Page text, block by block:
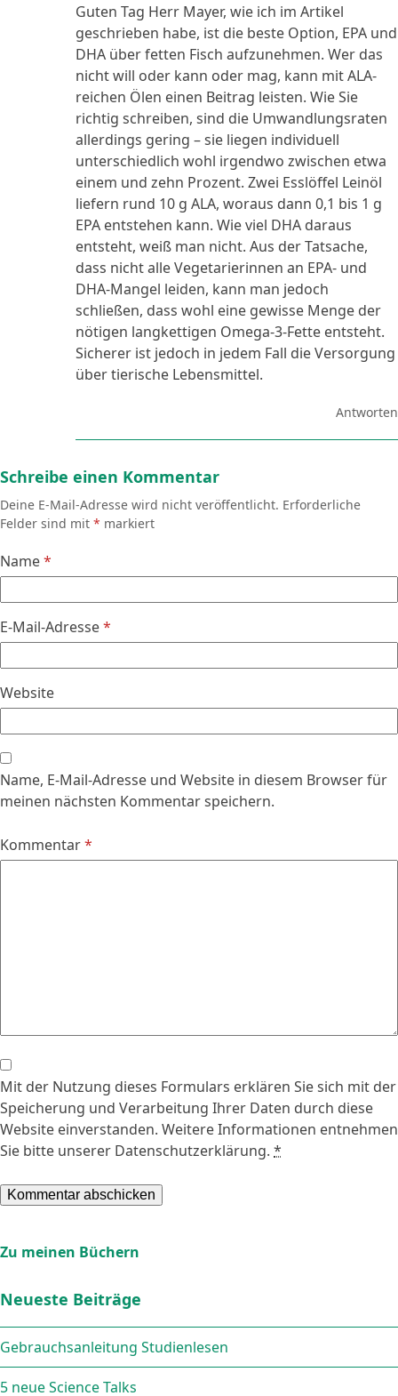
Guten Tag Herr Mayer, wie ich im Artikel
geschrieben habe, ist die beste Option, EPA und
DHA über fetten Fisch aufzunehmen. Wer das
nicht will oder kann oder mag, kann mit ALA-
reichen Ölen einen Beitrag leisten. Wie Sie
richtig schreiben, sind die Umwandlungsraten
allerdings gering – sie liegen individuell
unterschiedlich wohl irgendwo zwischen etwa
einem und zehn Prozent. Zwei Esslöffel Leinöl
liefern rund 10 g ALA, woraus dann 0,1 bis 1 g
EPA entstehen kann. Wie viel DHA daraus
entsteht, weiß man nicht. Aus der Tatsache,
dass nicht alle Vegetarierinnen an EPA- und
DHA-Mangel leiden, kann man jedoch
schließen, dass wohl eine gewisse Menge der
nötigen langkettigen Omega-3-Fette entsteht.
Sicherer ist jedoch in jedem Fall die Versorgung
über tierische Lebensmittel.
Antworten
Schreibe einen Kommentar
Deine E-Mail-Adresse wird nicht veröffentlicht. Erforderliche
Felder sind mit * markiert
Name*
E-Mail-Adresse*
Website
Name, E-Mail-Adresse und Website in diesem Browser für
meinen nächsten Kommentar speichern.
Kommentar*
Mit der Nutzung dieses Formulars erklären Sie sich mit der
Speicherung und Verarbeitung Ihrer Daten durch diese
Website einverstanden. Weitere Informationen entnehmen
Sie bitte unserer Datenschutzerklärung. *
Zu meinen Büchern
Neueste Beiträge
Gebrauchsanleitung Studienlesen
5 neue Science Talks